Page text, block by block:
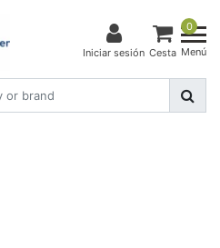
Iniciar sesión
0
Cesta Menú